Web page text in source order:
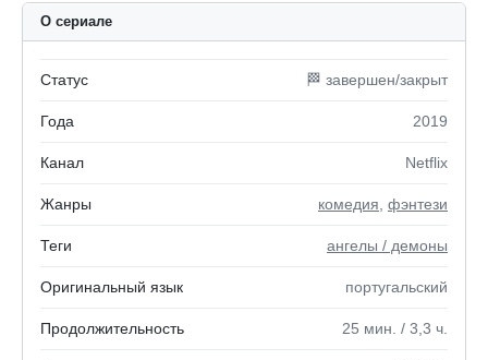
О сериале
Статус 🏁 завершен/закрыт
Года 2019
Канал Netflix
Жанры комедия фэнтези
Теги ангелы / демоны
Оригинальный язык португальский
Продолжительность 25 мин. / 3,3 ч.